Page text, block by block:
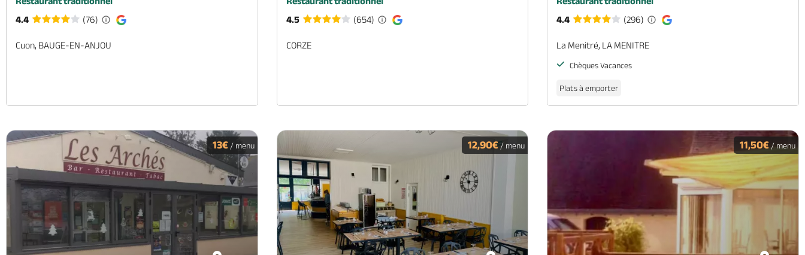
4.4
(76)
Cuon, BAUGE-EN-ANJOU
4.5
(654)
CORZE
4.4
(296)
La Menitré, LA MENITRE
Chèques Vacances
Plats à emporter
13€/ menu 12,90€ / menu 11,50€/ menu